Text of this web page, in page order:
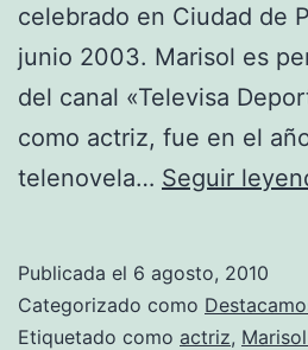
celebrado en Ciudad de
junio 2003. Marisol es
del canal «Televisa
como actriz, fue en el
telenovela… Seguir
Publicada el 6 agosto, 2010
Categorizado como
Etiquetado como actriz,